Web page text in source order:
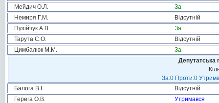
Мейдич О.Л.
За
Немиря Г.М.
Відсутній
Пузійчук А.В.
За
Тарута С.О.
Відсутній
Цимбалюк М.М.
За
Депутатська
За:0 Проти:0
Балога В.І.
Відсутній
Герега О.В.
Утримався